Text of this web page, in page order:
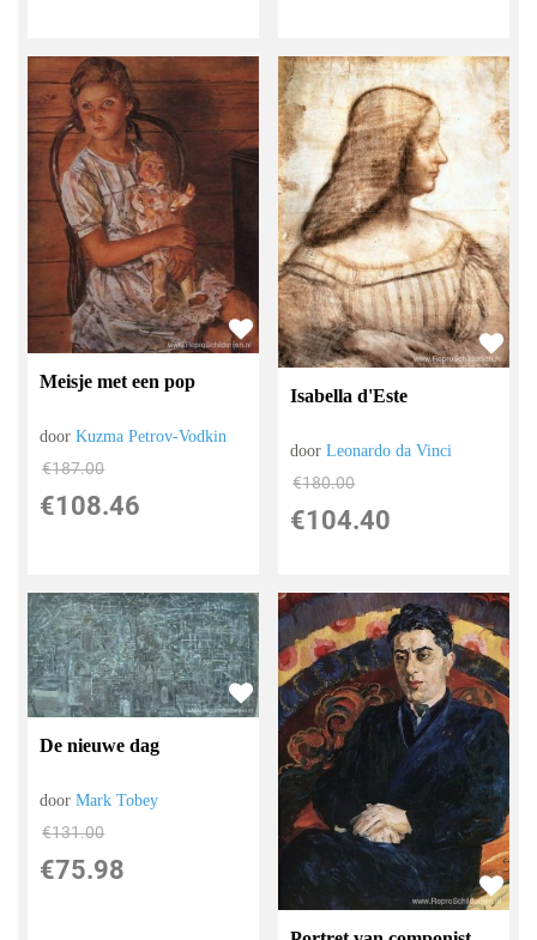
Meisje met een pop
doorKuzma Petrov-Vodkin
€187.00
€108.46
Isabella d'Este
doorLeonardo da Vinci
€180.00
€104.40
De nieuwe dag
doorMark Tobey
€131.00
€75.98